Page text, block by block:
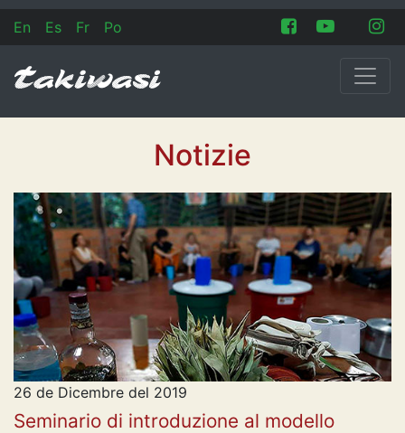
En Es Fr Po
Notizie
26 de Dicembre del 2019
Seminario di introduzione al modello